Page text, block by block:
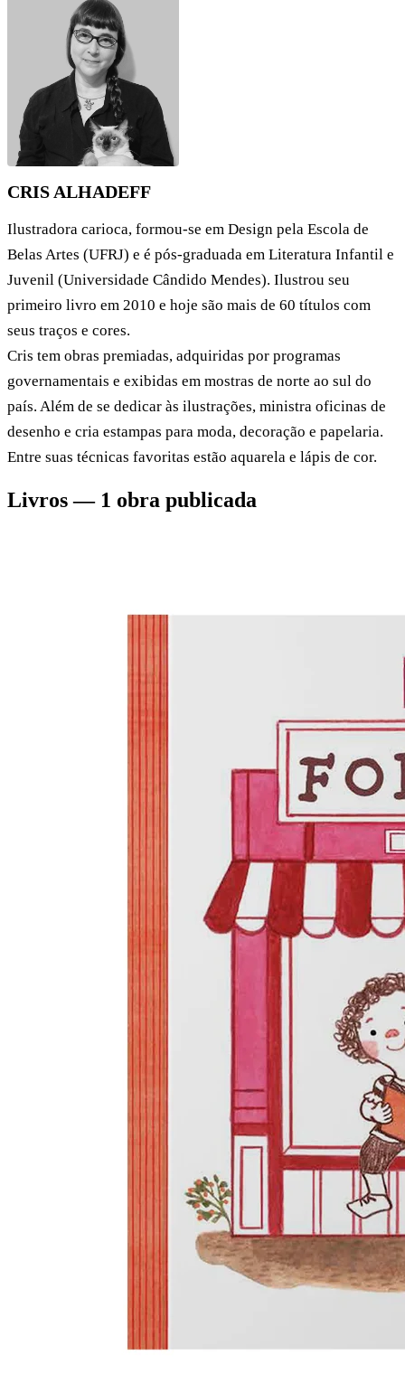
CRIS ALHADEFF
Ilustradora carioca, formou-se em Design pela Escola de
Belas Artes (UFRJ) e é pós-graduada em Literatura Infantil e
Juvenil (Universidade Cândido Mendes). Ilustrou seu
primeiro livro em 2010 e hoje são mais de 60 títulos com
seus traços e cores.
Cris tem obras premiadas, adquiridas por programas
governamentais e exibidas em mostras de norte ao sul do
país. Além de se dedicar às ilustrações, ministra oficinas de
desenho e cria estampas para moda, decoração e papelaria.
Entre suas técnicas favoritas estão aquarela e lápis de cor.
Livros — 1 obra publicada